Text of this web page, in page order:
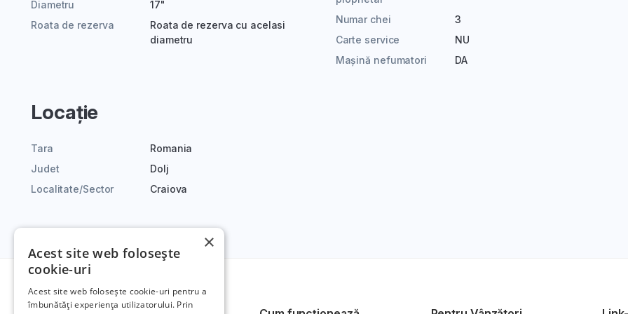
Diametru
17"
Roata de rezerva
Roata de rezerva cu acelasi
diametru
Numar chei
3
Carte service
NU
Mașină nefumatori
DA
Locație
Tara
Romania
Judet
Dolj
Localitate/Sector
Craiova
×
Acest site web folosește
cookie-uri
Acest site web folosește cookie-uri pentru a
îmbunătăți experiența utilizatorului. Prin